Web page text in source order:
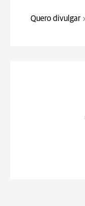
Quero divulgar